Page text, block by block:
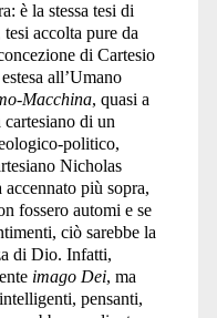
è la stessa tesi di
accolta pure da
di Cartesio
all’Umano
Macchina, quasi a
di un
politico,
Nicholas
più sopra,
fossero automi e se
ciò sarebbe la
di Dio. Infatti,
imago Dei, ma
pensanti,